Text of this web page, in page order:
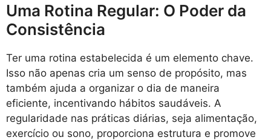
Uma Rotina Regular: O Poder da
Consistência
Ter uma rotina estabelecida é um elemento chave.
Isso não apenas cria um senso de propósito, mas
também ajuda a organizar o dia de maneira
eficiente, incentivando hábitos saudáveis. A
regularidade nas práticas diárias, seja alimentação,
exercício ou sono, proporciona estrutura e promove